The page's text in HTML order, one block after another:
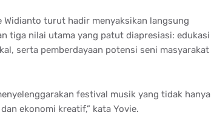
turut hadir menyaksikan langsung
tiga nilai utama yang patut diapresiasi: edukasi
serta pemberdayaan potensi seni masyarakat
festival musik yang tidak hanya
ekonomi kreatif,” kata Yovie.